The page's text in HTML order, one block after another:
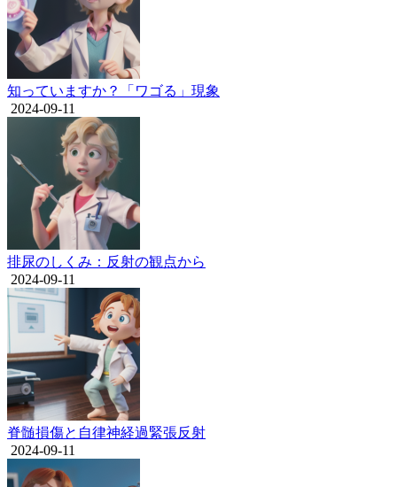
知っていますか？「ワゴる」現象
2024-09-11
排尿のしくみ：反射の観点から
2024-09-11
脊髄損傷と自律神経過緊張反射
2024-09-11